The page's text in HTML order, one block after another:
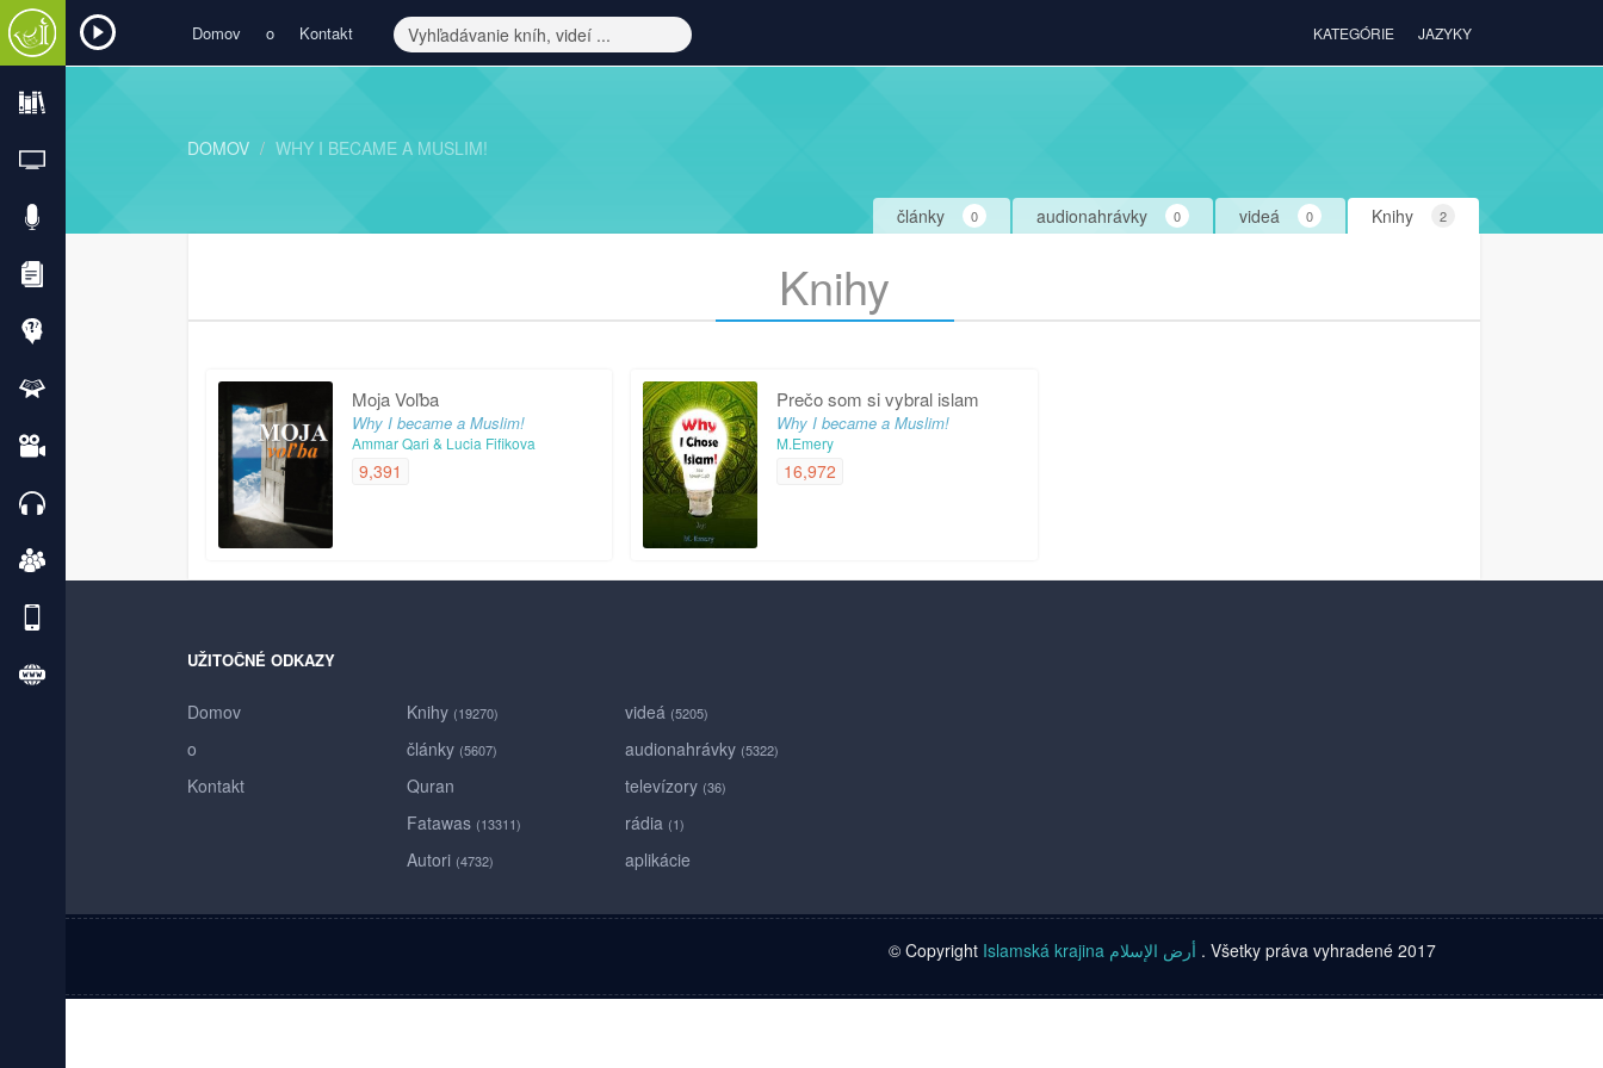
Domov o Kontakt KATEGÓRIE JAZYKY
DOMOV WHY I BECAME A MUSLIM!
Knihy 2
videá 0
audionahrávky 0
články 0
Knihy
Moja Voľba
Why I became a Muslim!
Ammar Qari & Lucia Fifikova
9,391
Prečo som si vybral islam
Why I became a Muslim!
M.Emery
16,972
UŽITOČNÉ ODKAZY
Domov
o
Kontakt
Knihy (19270)
články (5607)
Quran
Fatawas (13311)
Autori (4732)
videá (5205)
audionahrávky (5322)
televízory (36)
rádia (1)
aplikácie
© Copyright . Všetky práva vyhradené 2017